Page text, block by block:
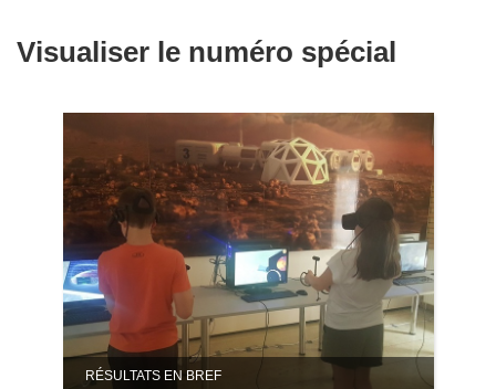
Visualiser le numéro spécial
RÉSULTATS EN BREF